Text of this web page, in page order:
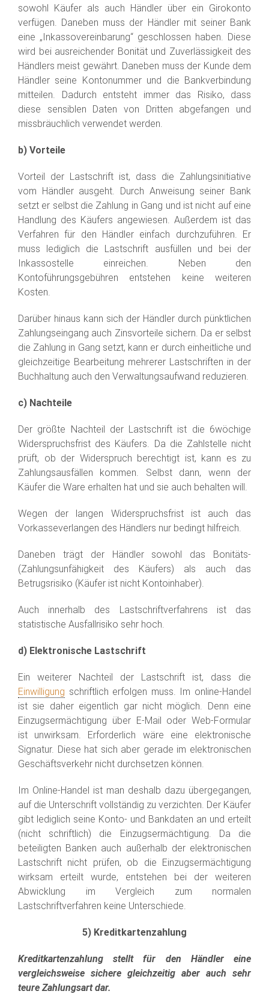
sowohl Käufer als auch Händler über ein Girokonto
verfügen. Daneben muss der Händler mit seiner Bank
eine „Inkassovereinbarung“ geschlossen haben. Diese
wird bei ausreichender Bonität und Zuverlässigkeit des
Händlers meist gewährt. Daneben muss der Kunde dem
Händler seine Kontonummer und die Bankverbindung
mitteilen. Dadurch entsteht immer das Risiko, dass
diese sensiblen Daten von Dritten abgefangen und
missbräuchlich verwendet werden.
b) Vorteile
Vorteil der Lastschrift ist, dass die Zahlungsinitiative
vom Händler ausgeht. Durch Anweisung seiner Bank
setzt er selbst die Zahlung in Gang und ist nicht auf eine
Handlung des Käufers angewiesen. Außerdem ist das
Verfahren für den Händler einfach durchzuführen. Er
muss lediglich die Lastschrift ausfüllen und bei der
Inkassostelle einreichen. Neben den
Kontoführungsgebühren entstehen keine weiteren
Kosten.
Darüber hinaus kann sich der Händler durch pünktlichen
Zahlungseingang auch Zinsvorteile sichern. Da er selbst
die Zahlung in Gang setzt, kann er durch einheitliche und
gleichzeitige Bearbeitung mehrerer Lastschriften in der
Buchhaltung auch den Verwaltungsaufwand reduzieren.
c) Nachteile
Der größte Nachteil der Lastschrift ist die 6wöchige
Widerspruchsfrist des Käufers. Da die Zahlstelle nicht
prüft, ob der Widerspruch berechtigt ist, kann es zu
Zahlungsausfällen kommen. Selbst dann, wenn der
Käufer die Ware erhalten hat und sie auch behalten will.
Wegen der langen Widerspruchsfrist ist auch das
Vorkasseverlangen des Händlers nur bedingt hilfreich.
Daneben trägt der Händler sowohl das Bonitäts-
(Zahlungsunfähigkeit des Käufers) als auch das
Betrugsrisiko (Käufer ist nicht Kontoinhaber).
Auch innerhalb des Lastschriftverfahrens ist das
statistische Ausfallrisiko sehr hoch.
d) Elektronische Lastschrift
Ein weiterer Nachteil der Lastschrift ist, dass die
Einwilligung schriftlich erfolgen muss. Im online-Handel
ist sie daher eigentlich gar nicht möglich. Denn eine
Einzugsermächtigung über E-Mail oder Web-Formular
ist unwirksam. Erforderlich wäre eine elektronische
Signatur. Diese hat sich aber gerade im elektronischen
Geschäftsverkehr nicht durchsetzen können.
Im Online-Handel ist man deshalb dazu übergegangen,
auf die Unterschrift vollständig zu verzichten. Der Käufer
gibt lediglich seine Konto- und Bankdaten an und erteilt
(nicht schriftlich) die Einzugsermächtigung. Da die
beteiligten Banken auch außerhalb der elektronischen
Lastschrift nicht prüfen, ob die Einzugsermächtigung
wirksam erteilt wurde, entstehen bei der weiteren
Abwicklung im Vergleich zum normalen
Lastschriftverfahren keine Unterschiede.
5) Kreditkartenzahlung
Kreditkartenzahlung stellt für den Händler eine
vergleichsweise sichere gleichzeitig aber auch sehr
teure Zahlungsart dar.